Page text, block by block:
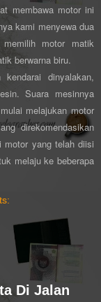
membawa motor ini
kami menyewa dua
motor matik
berwarna biru.
dinyalakan,
Suara mesinnya
melajukan motor
direkomendasikan
motor yang telah diisi
melaju ke beberapa
Di Jalan